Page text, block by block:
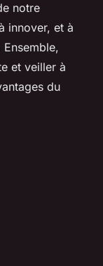
notre
innover, et à
et veiller à
du